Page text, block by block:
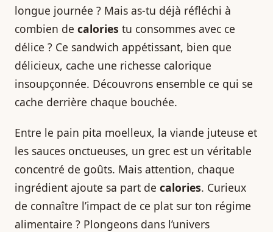
longue journée ? Mais as-tu déjà réfléchi à
combien de calories tu consommes avec ce
délice ? Ce sandwich appétissant, bien que
délicieux, cache une richesse calorique
insoupçonnée. Découvrons ensemble ce qui se
cache derrière chaque bouchée.
Entre le pain pita moelleux, la viande juteuse et
les sauces onctueuses, un grec est un véritable
concentré de goûts. Mais attention, chaque
ingrédient ajoute sa part de calories. Curieux
de connaître l’impact de ce plat sur ton régime
alimentaire ? Plongeons dans l’univers